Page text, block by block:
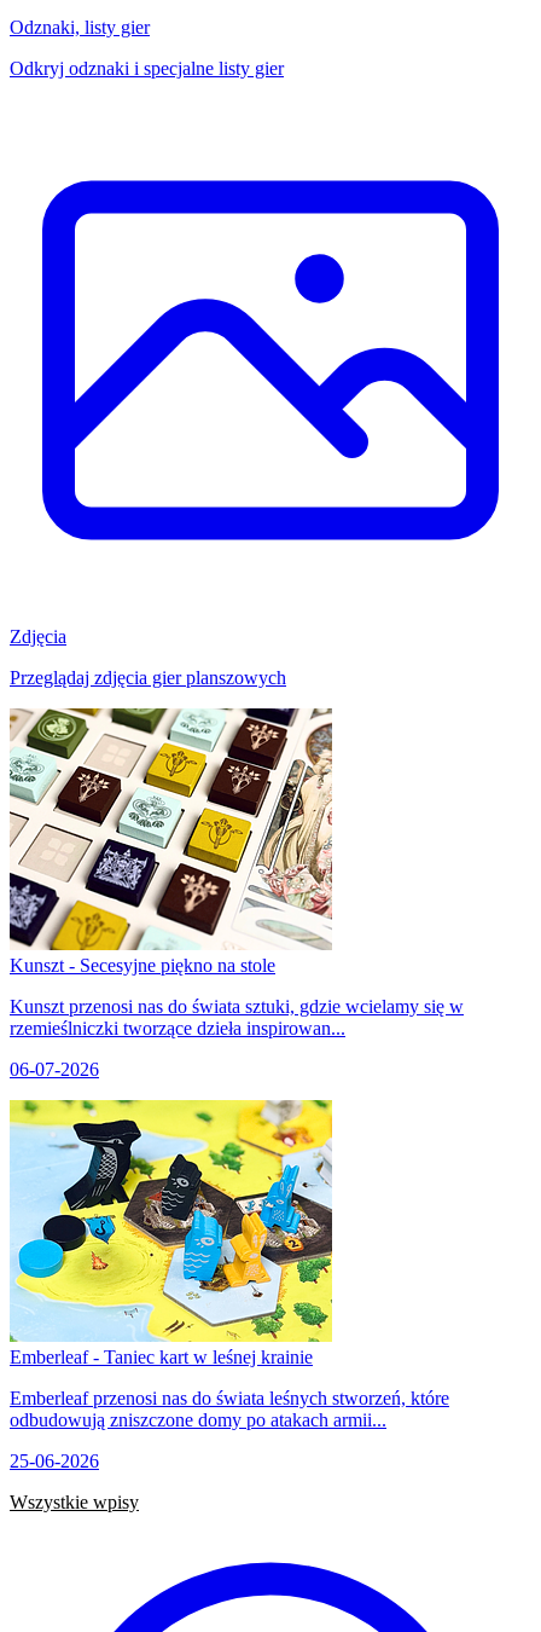
Odznaki, listy gier
Odkryj odznaki i specjalne listy gier
Zdjęcia
Przeglądaj zdjęcia gier planszowych
Kunszt - Secesyjne piękno na stole
Kunszt przenosi nas do świata sztuki, gdzie wcielamy się w
rzemieślniczki tworzące dzieła inspirowan...
06-07-2026
Emberleaf - Taniec kart w leśnej krainie
Emberleaf przenosi nas do świata leśnych stworzeń, które
odbudowują zniszczone domy po atakach armii...
25-06-2026
Wszystkie wpisy